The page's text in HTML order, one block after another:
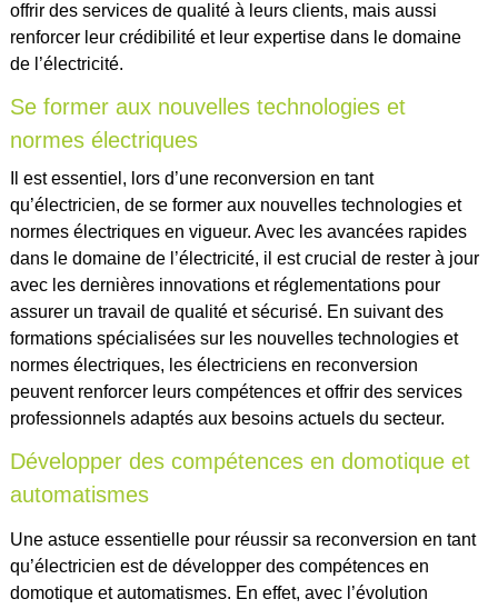
offrir des services de qualité à leurs clients, mais aussi
renforcer leur crédibilité et leur expertise dans le domaine
de l’électricité.
Se former aux nouvelles technologies et
normes électriques
Il est essentiel, lors d’une reconversion en tant
qu’électricien, de se former aux nouvelles technologies et
normes électriques en vigueur. Avec les avancées rapides
dans le domaine de l’électricité, il est crucial de rester à jour
avec les dernières innovations et réglementations pour
assurer un travail de qualité et sécurisé. En suivant des
formations spécialisées sur les nouvelles technologies et
normes électriques, les électriciens en reconversion
peuvent renforcer leurs compétences et offrir des services
professionnels adaptés aux besoins actuels du secteur.
Développer des compétences en domotique et
automatismes
Une astuce essentielle pour réussir sa reconversion en tant
qu’électricien est de développer des compétences en
domotique et automatismes. En effet, avec l’évolution